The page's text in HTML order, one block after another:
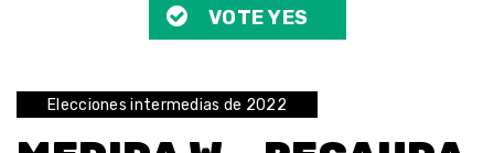
VOTE YES
Elecciones intermedias de 2022